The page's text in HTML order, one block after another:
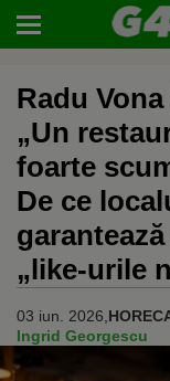
Radu
„Un
foarte
De ce
„like-urile
03 iun. 2026,
Ingrid Georgescu